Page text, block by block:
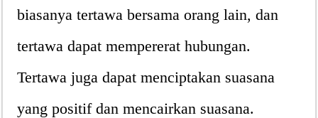
biasanya tertawa bersama orang lain, dan
tertawa dapat mempererat hubungan.
Tertawa juga dapat menciptakan suasana
yang positif dan mencairkan suasana.